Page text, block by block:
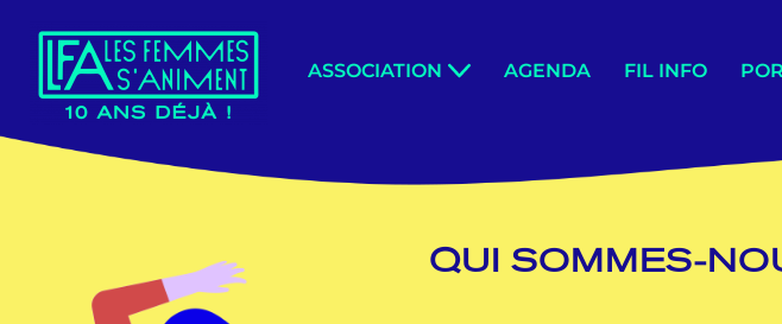
Aller
au
contenu
ASSOCIATION AGENDA FIL INFO
QUI SOMMES-